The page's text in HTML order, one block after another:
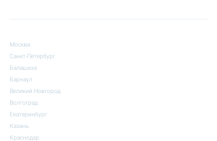
Москва
Санкт-Петербург
Балашиха
Барнаул
Великий Новгород
Волгоград
Екатеринбург
Казань
Краснодар